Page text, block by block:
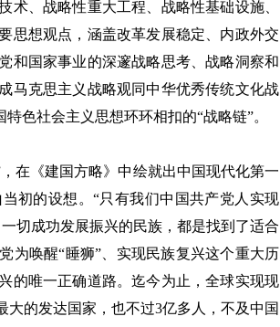
术、战略性重大工程、战略性基础设施、
思想观点，涵盖改革发展稳定、内政外交
和国家事业的深邃战略思考、战略洞察和
马克思主义战略观同中华优秀传统文化战
色社会主义思想环环相扣的“战略链”。
在《建国方略》中绘就出中国现代化第一
初的设想。“只有我们中国共产党人实现
切成功发展振兴的民族，都是找到了适合
为唤醒“睡狮”、实现民族复兴这个重大历
的唯一正确道路。迄今为止，全球实现现
的发达国家，也不过3亿多人，不及中国